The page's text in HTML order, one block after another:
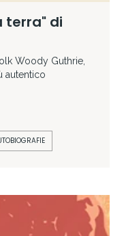
terra" di
Woody Guthrie,
autentico